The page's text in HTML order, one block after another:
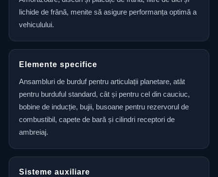
lichide de frână, menite să asigure performanța optimă a
vehiculului.
Elemente specifice
Ansambluri de burduf pentru articulații planetare, atât
pentru burduful standard, cât și pentru cel din cauciuc,
bobine de inducție, bujii, busoane pentru rezervorul de
combustibil, capete de bară și cilindri receptori de
ambreiaj.
Sisteme auxiliare